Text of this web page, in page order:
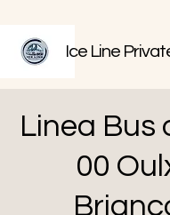
Ice Line
Linea Bus
00